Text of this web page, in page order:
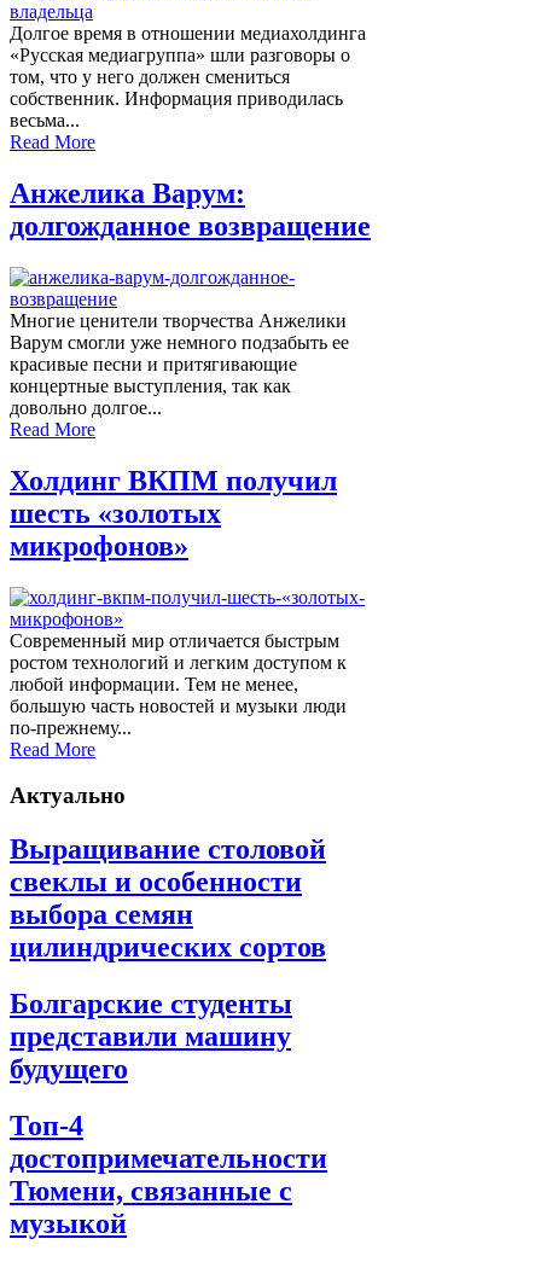
Долгое время в отношении медиахолдинга
«Русская медиагруппа» шли разговоры о
том, что у него должен смениться
собственник. Информация приводилась
весьма...
Read More
Анжелика Варум:
долгожданное возвращение
Многие ценители творчества Анжелики
Варум смогли уже немного подзабыть ее
красивые песни и притягивающие
концертные выступления, так как
довольно долгое...
Read More
Холдинг ВКПМ получил
шесть «золотых
микрофонов»
Современный мир отличается быстрым
ростом технологий и легким доступом к
любой информации. Тем не менее,
большую часть новостей и музыки люди
по-прежнему...
Read More
Актуально
Выращивание столовой
свеклы и особенности
выбора семян
цилиндрических сортов
Болгарские студенты
представили машину
будущего
Топ-4
достопримечательности
Тюмени, связанные с
музыкой